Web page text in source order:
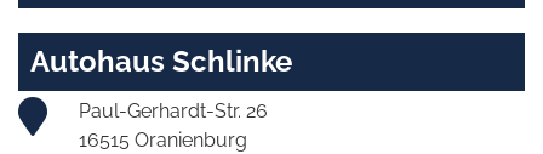
Autohaus Schlinke
Paul-Gerhardt-Str. 26
16515 Oranienburg